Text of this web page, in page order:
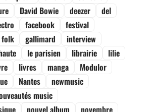
David Bowie deezer
del
facebook
festival
folk gallimard
interview
le parisien librairie
lilie
livres manga
Modulor
Nantes
newmusic
music